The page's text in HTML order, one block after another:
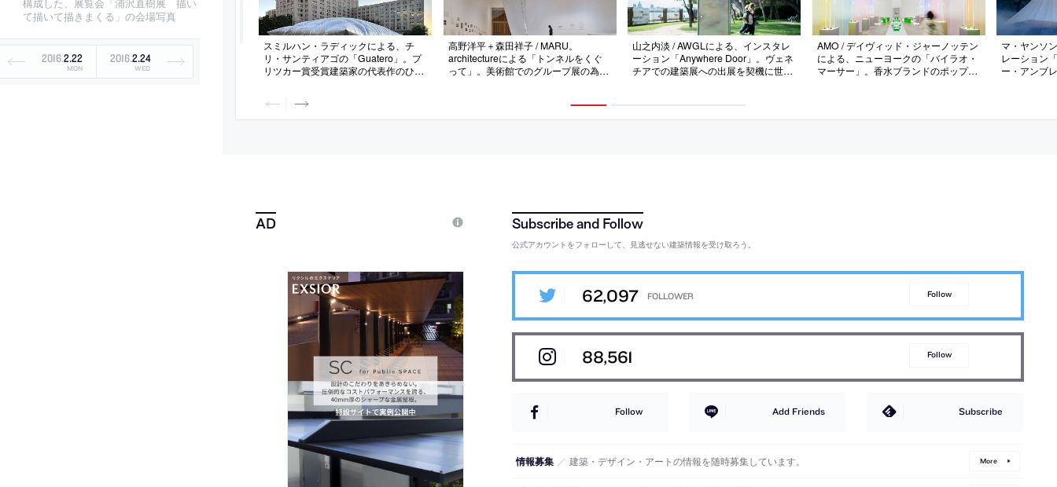
構成した、展覧会「浦沢直樹展 描い
て描いて描きまくる」の会場写真
2016.2.22
MON
2016.2.24
WED
スミルハン・ラディックによる、チ
リ・サンティアゴの「Guatero」。プ
リツカー賞受賞建築家の代表作のひと
膨らんだ”建築。空気圧に依存するわ
ずかに不安定な構造は、“脆弱さ”を“空
高野洋平＋森田祥子 / MARU。
architectureによる「トンネルをくぐ
って」。美術館でのグループ展の為に
てを包みこむ背景”を志向。過程を伝
える“思考のトンネル”であり“中身を増
山之内淡 / AWGLによる、インスタレ
ーション「Anywhere Door」。ヴェネ
チアでの建築展への出展を契機に世界
統と現代カルチャーの交差点としての
建築を志向。周囲の風景を主役とし一
AMO / デイヴィッド・ジャーノッテン
による、ニューヨークの「バイラオ・
マーサー」。香水ブランドのポップア
変換する計画を志向。様々なゾーンに
マ・ヤンソ
レーション
ー・アンブ
得て“古代の
公式アカウントをフォローして、見逃せない建築情報を受け取ろう。
62,097 Follow
88,561 Follow
Follow Add Friends Subscribe
情報募集 ／ 建築・デザイン・アートの情報を随時募集しています。 More